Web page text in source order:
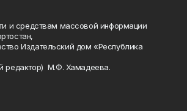
и средствам массовой информации
Издательский дом «Республика
редактор) М.Ф. Хамадеева.